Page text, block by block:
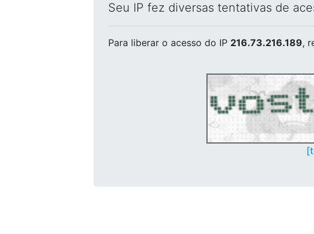
Seu IP fez diversas tentativas de
Para liberar o acesso do IP 216.73.216.189,